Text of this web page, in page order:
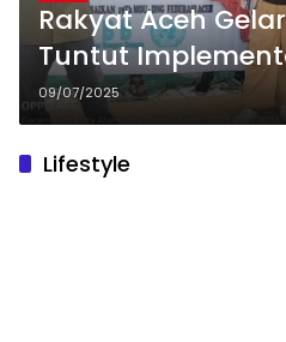
Rakyat Aceh
Tuntut
dan Tolak
09/07/2025
Lifestyle